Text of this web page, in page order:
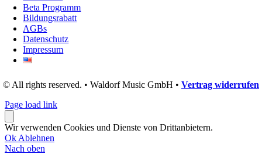
Beta Programm
Bildungsrabatt
AGBs
Datenschutz
Impressum
© All rights reserved. • Waldorf Music GmbH • Vertrag widerrufen
Page load link
Wir verwenden Cookies und Dienste von Drittanbietern.
Ok Ablehnen
Nach oben